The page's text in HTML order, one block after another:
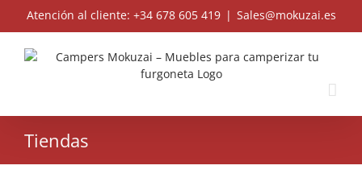
Atención al cliente: +34 678 605 419 | Sales@mokuzai.es
Tiendas